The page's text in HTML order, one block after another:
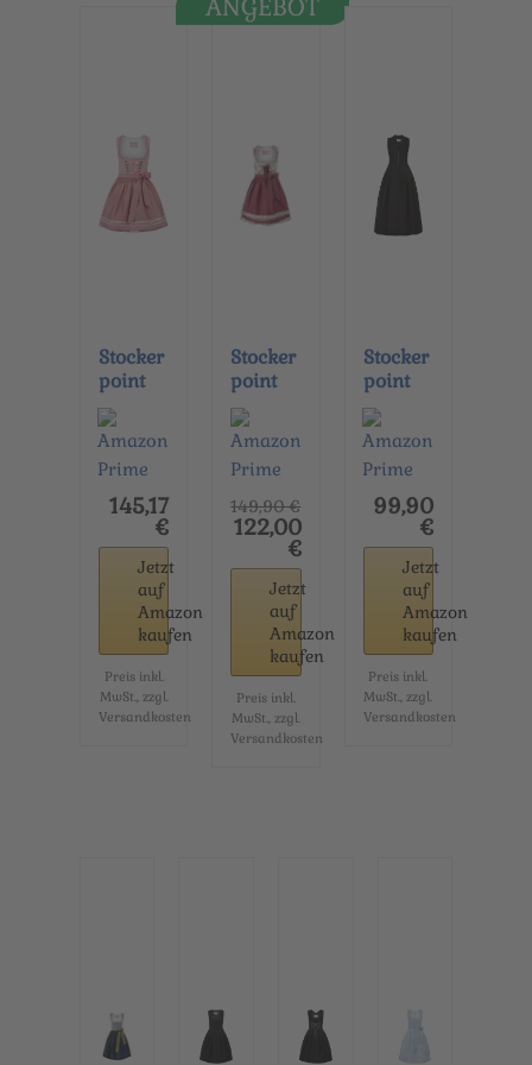
Stocker
point
Dirndl
Sandy
30
Rosa-
gefund
en auf...
145,17
€
Jetzt
auf
Amazon
kaufen
Preis inkl.
MwSt., zzgl.
Versandkosten
ANGEBOT
Stocker
point
Dirndl
Marie
32
Rosenh
olz-
gefund
149,90 €
122,00
€
Jetzt
auf
Amazon
kaufen
Preis inkl.
MwSt., zzgl.
Versandkosten
Stocker
point
Dirndl
Akina
34
Schwar
z-
gefund
en auf...
99,90
€
Jetzt
auf
Amazon
kaufen
Preis inkl.
MwSt., zzgl.
Versandkosten